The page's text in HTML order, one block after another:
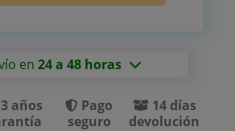
en24 a 48 horas
3 años
Pago
seguro
14 días
devolución